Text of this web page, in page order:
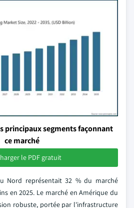
principaux segments façonnant
ce marché
le PDF gratuit
Nord représentait 32 % du marché
en 2025. Le marché en Amérique du
robuste, portée par l'infrastructure